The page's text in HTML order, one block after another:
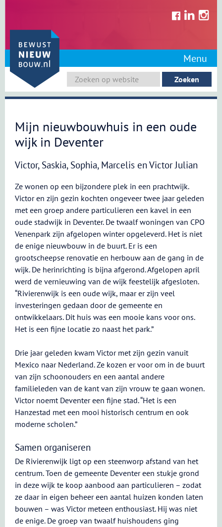
content
Menu
Mijn nieuwbouwhuis in een oude
wijk in Deventer
Victor, Saskia, Sophia, Marcelis en Victor Julian
Ze wonen op een bijzondere plek in een prachtwijk.
Victor en zijn gezin kochten ongeveer twee jaar geleden
met een groep andere particulieren een kavel in een
oude stadwijk in Deventer. De twaalf woningen van CPO
Venenpark zijn afgelopen winter opgeleverd. Het is niet
de enige nieuwbouw in de buurt. Er is een
grootscheepse renovatie en herbouw aan de gang in de
wijk. De herinrichting is bijna afgerond. Afgelopen april
werd de vernieuwing van de wijk feestelijk afgesloten.
“Rivierenwijk is een oude wijk, maar er zijn veel
investeringen gedaan door de gemeente en
ontwikkelaars. Dit huis was een mooie kans voor ons.
Het is een fijne locatie zo naast het park.”
Drie jaar geleden kwam Victor met zijn gezin vanuit
Mexico naar Nederland. Ze kozen er voor om in de buurt
van zijn schoonouders en een aantal andere
familieleden van de kant van zijn vrouw te gaan wonen.
Victor noemt Deventer een fijne stad. “Het is een
Hanzestad met een mooi historisch centrum en ook
moderne scholen.”
Samen organiseren
De Rivierenwijk ligt op een steenworp afstand van het
centrum. Toen de gemeente Deventer een stukje grond
in deze wijk te koop aanbood aan particulieren – zodat
ze daar in eigen beheer een aantal huizen konden laten
bouwen – was Victor meteen enthousiast. Hij was niet
de enige. De groep van twaalf huishoudens ging